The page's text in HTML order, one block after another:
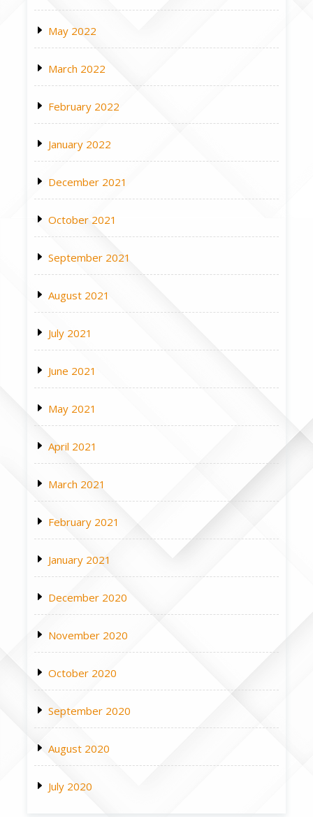
May 2022
March 2022
February 2022
January 2022
December 2021
October 2021
September 2021
August 2021
July 2021
June 2021
May 2021
April 2021
March 2021
February 2021
January 2021
December 2020
November 2020
October 2020
September 2020
August 2020
July 2020